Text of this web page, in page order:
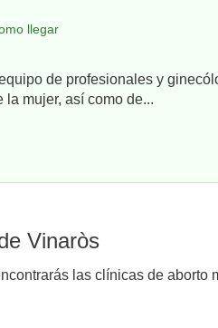
llegar
de profesionales y
mujer, así como de...
Vinaròs
las clínicas de aborto